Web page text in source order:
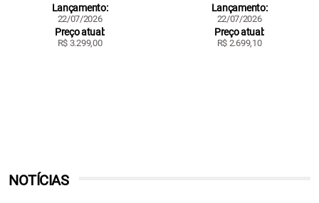
Lançamento:
22/07/2026
Preço atual:
R$ 3.299,00
Lançamento:
22/07/2026
Preço atual:
R$ 2.699,10
NOTÍCIAS